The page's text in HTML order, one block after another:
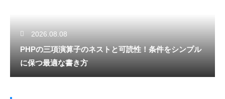
2026.08.08
PHPの三項演算子のネストと可読性！条件をシンプル
に保つ最適な書き方